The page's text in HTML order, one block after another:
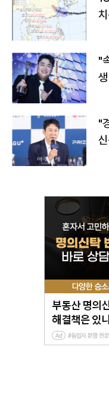
"
"